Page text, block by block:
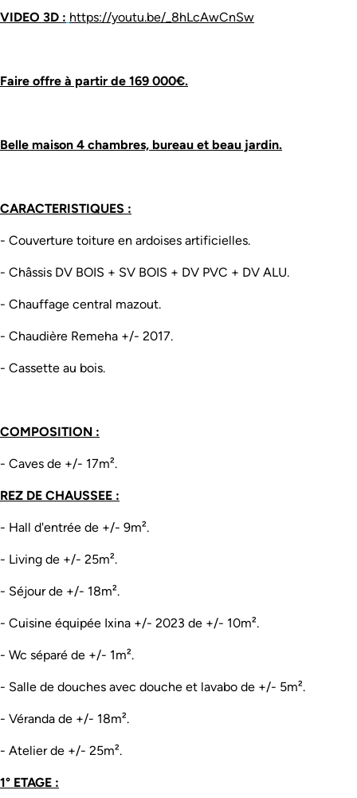
VIDEO 3D : https://youtu.be/_8hLcAwCnSw
Faire offre à partir de 169 000€.
Belle maison 4 chambres, bureau et beau jardin.
CARACTERISTIQUES :
- Couverture toiture en ardoises artificielles.
- Châssis DV BOIS + SV BOIS + DV PVC + DV ALU.
- Chauffage central mazout.
- Chaudière Remeha +/- 2017.
- Cassette au bois.
COMPOSITION :
- Caves de +/- 17m².
REZ DE CHAUSSEE :
- Hall d'entrée de +/- 9m².
- Living de +/- 25m².
- Séjour de +/- 18m².
- Cuisine équipée Ixina +/- 2023 de +/- 10m².
- Wc séparé de +/- 1m².
- Salle de douches avec douche et lavabo de +/- 5m².
- Véranda de +/- 18m².
- Atelier de +/- 25m².
1° ETAGE :